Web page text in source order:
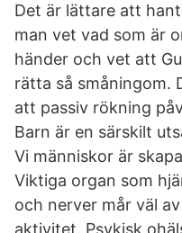
Det är lättare att
man vet vad som är
händer och vet att
rätta så småningom.
att passiv rökning
Barn är en särskilt
Vi människor är
Viktiga organ som
och nerver mår väl
aktivitet. Psykisk